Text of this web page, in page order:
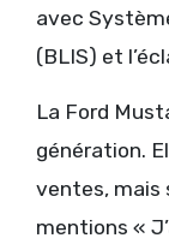
avec
(BLIS) et
La Ford
génération.
ventes, mais
mentions «